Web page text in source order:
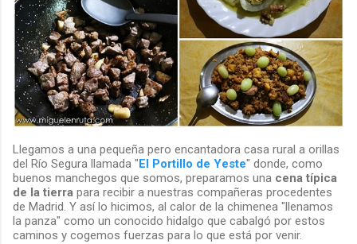
Llegamos a una pequeña pero encantadora casa rural a orillas
del Río Segura llamada "El Portillo de Yeste" donde, como
buenos manchegos que somos, preparamos una cena típica
de la tierra para recibir a nuestras compañeras procedentes
de Madrid. Y así lo hicimos, al calor de la chimenea "llenamos
la panza" como un conocido hidalgo que cabalgó por estos
caminos y cogemos fuerzas para lo que está por venir.